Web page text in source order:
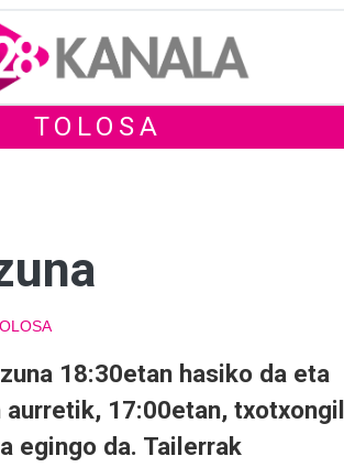
TOLOSA
18:30etan hasiko da eta
aurretik, 17:00etan,
egingo da. Tailerrak